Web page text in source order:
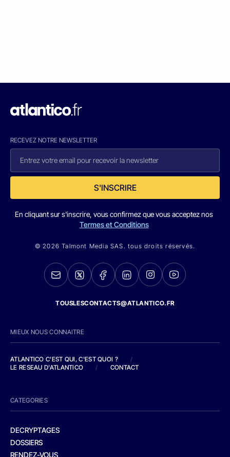
RECEVEZ NOTRE NEWSLETTER
S'INSCRIRE
En cliquant sur s'inscrire, vous confirmez que vous acceptez nos
Termes et Conditions
© 2026 Talmont Media SAS. tous droits réservés.
TOUSLESCONTACTS@ATLANTICO.FR
MIEUX NOUS CONNAITRE
ATLANTICO C'EST QUI, C'EST QUOI ?
/
LE RESEAU D'ATLANTICO
/ CONTACT
CATEGORIES
DECRYPTAGES
DOSSIERS
RENDEZ-VOUS